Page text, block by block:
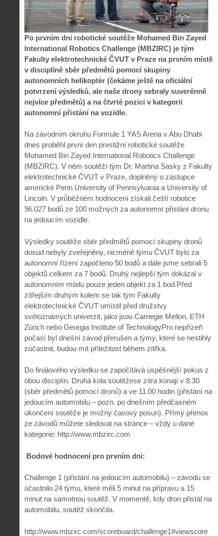
Po prvním dni robotické soutěže Mohamed Bin Zayed
International Robotics Challenge (MBZIRC) je tým
Fakulty elektrotechnické ČVUT v Praze na prvním místě
v disciplíně sběr předmětů pomocí skupiny
autonomních helikoptér (čekáme ještě na oficiální
potvrzení výsledků, ale naše drony sebraly suverénně
nejvíce předmětů) a na čtvrté pozici v kategorii
autonomní přistání na vozidle.
Na závodním okruhu Formule 1 YAS Arena v Abu Dhabi
dnes proběhl první den prestižní robotické soutěže
Mohamed Bin Zayed International Robotics Challenge
(MBZIRC). V něm soutěží tým Dr. Martina Sasky z Fakulty
elektrotechnické ČVUT v Praze, doplněný o zástupce
americké Penn University of Pennsylvania a University of
Lincoln. V průběžném hodnocení získali čeští robotice
96.027 bodů ze 100 možných za autonomní přistání dronu
na jedoucím vozidle.
Výsledky soutěže sběr předmětů pomocí skupiny dronů
dosud nebyly zveřejněny, nicméně týmu ČVUT bylo za
autonomní řízení započteno 50 bodů a dále jsme sebrali 5
objektů celkem za 7 bodů. Druhý nejlepší tým dokázal v
autonomním módu pouze jeden objekt za 1 bod.Před
zítřejším druhým kolem se tak tým Fakulty
elektrotechnické ČVUT umístil před družstvy
světoznámých univerzit, jako jsou Carnegie Mellon, ETH
Zürich nebo Georgia Institute of TechnologyPro nepřízeň
počasí byl dnešní závod přerušen a týmy, které se nestihly
zúčastnit, budou mít příležitost během zítřka.
Do finálového výsledku se započítává úspěšnější pokus z
obou disciplín. Druhá kola soutěžese zítra konají v 8.30
(sběr předmětů pomocí dronů) a ve 11.00 hodin (přistání na
jedoucím automobilu – pozn. po dnešním předčasném
ukončení soutěže je možný časový posun). Přímý přenos
ze závodů můžete sledovat na stránce – vždy u dané
kategorie: http://www.mbzirc.com
Bodové hodnocení pro prvním dni:
Challenge 1 (přistání na jedoucím automobilu) – závodu se
účastnilo 24 týmu, které měli 5 minut na přípravu a 15
minut na samotnou soutěž. V momentě, kdy dron přistál na
automobilu, soutěž skončila.
http://www.mbzirc.com/scoreboard/challenge1#viewscore